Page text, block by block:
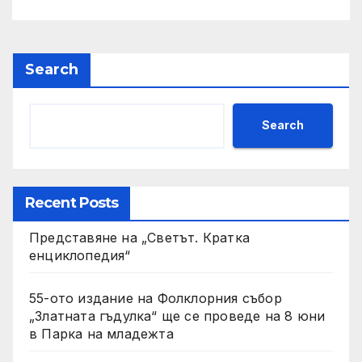
Search
Search
Recent Posts
Представяне на „Светът. Кратка
енциклопедия“
55-ото издание на Фолклорния събор
„Златната гъдулка“ ще се проведе на 8 юни
в Парка на младежта